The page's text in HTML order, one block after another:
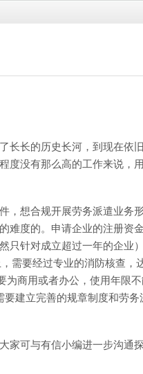
长长的历史长河，到现在依
度没有那么高的工作来说，
，想合规开展劳务派遣业务
难度的。申请企业的注册资
只针对成立超过一年的企业
需要经过专业的消防核查，
为商用或者办公，使用年限
建立完善的规章制度和劳务
家可与有信小编进一步沟通